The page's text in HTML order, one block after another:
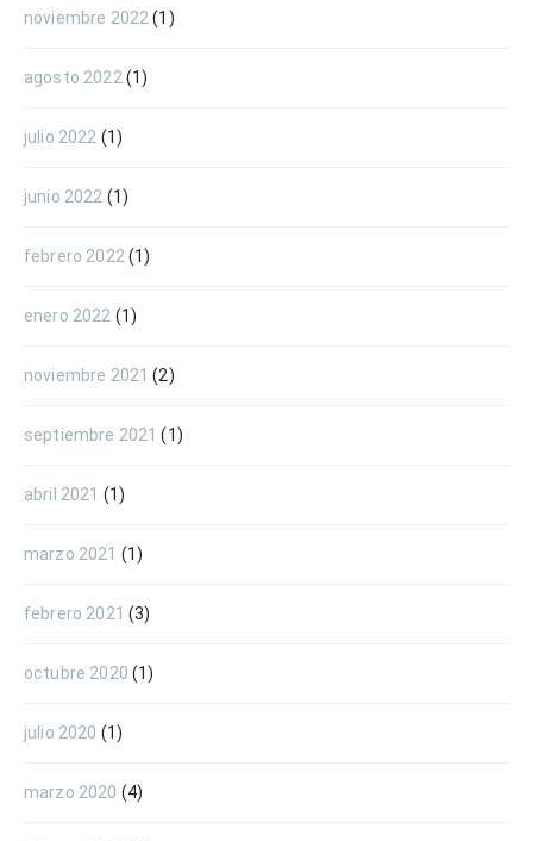
noviembre 2022 (1)
agosto 2022 (1)
julio 2022 (1)
junio 2022 (1)
febrero 2022 (1)
enero 2022 (1)
noviembre 2021 (2)
septiembre 2021 (1)
abril 2021 (1)
marzo 2021 (1)
febrero 2021 (3)
octubre 2020 (1)
julio 2020 (1)
marzo 2020 (4)